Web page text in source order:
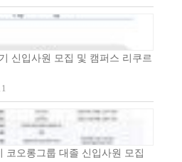
신입사원 모집 및 캠퍼스 리쿠르
코오롱그룹 대졸 신입사원 모집